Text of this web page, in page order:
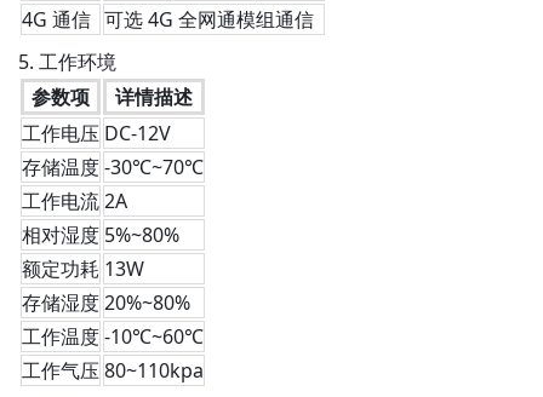
4G 通信 可选 4G 全网通模组通信
5. 工作环境
参数项
详情描述
工作电压 DC-12V
存储温度-30℃~70℃
工作电流2A
相对湿度 5%~80%
额定功耗 13W
存储湿度20%~80%
工作温度-10℃~60℃
工作气压 80~110kpa